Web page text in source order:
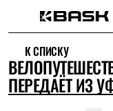
Интернет-магазин
Мужская одежда
Утепленная пухом
Куртки
К СПИСКУ
ПЕРЕДАЁТ ИЗ